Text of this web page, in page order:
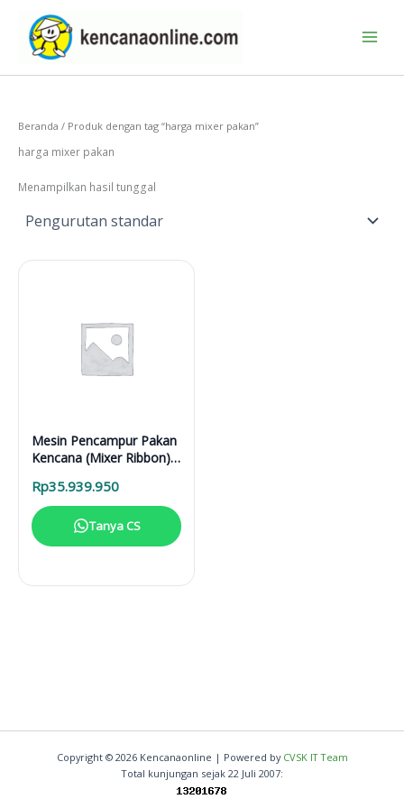
konten
Beranda / Produk dengan tag “harga mixer pakan”
harga mixer pakan
Menampilkan hasil tunggal
Mesin Pencampur Pakan
Kencana (Mixer Ribbon) –
Besar
Rp35.939.950
Tanya CS
Copyright © 2026 Kencanaonline | Powered by CVSK IT Team
Total kunjungan sejak 22 Juli 2007: